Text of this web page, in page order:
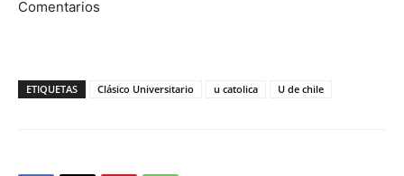
Comentarios
ETIQUETAS Clásico Universitario u catolica U de chile